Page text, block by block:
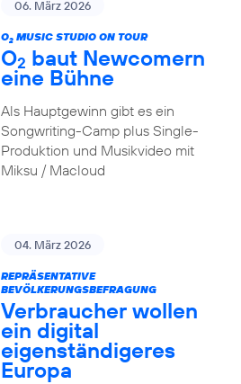
06. März 2026
O2MUSIC STUDIO ON TOUR
O2 baut Newcomern
eine Bühne
Als Hauptgewinn gibt es ein
Songwriting-Camp plus Single-
Produktion und Musikvideo mit
Miksu / Macloud
04. März 2026
REPRÄSENTATIVE
BEVÖLKERUNGSBEFRAGUNG
Verbraucher wollen
ein digital
eigenständigeres
Europa